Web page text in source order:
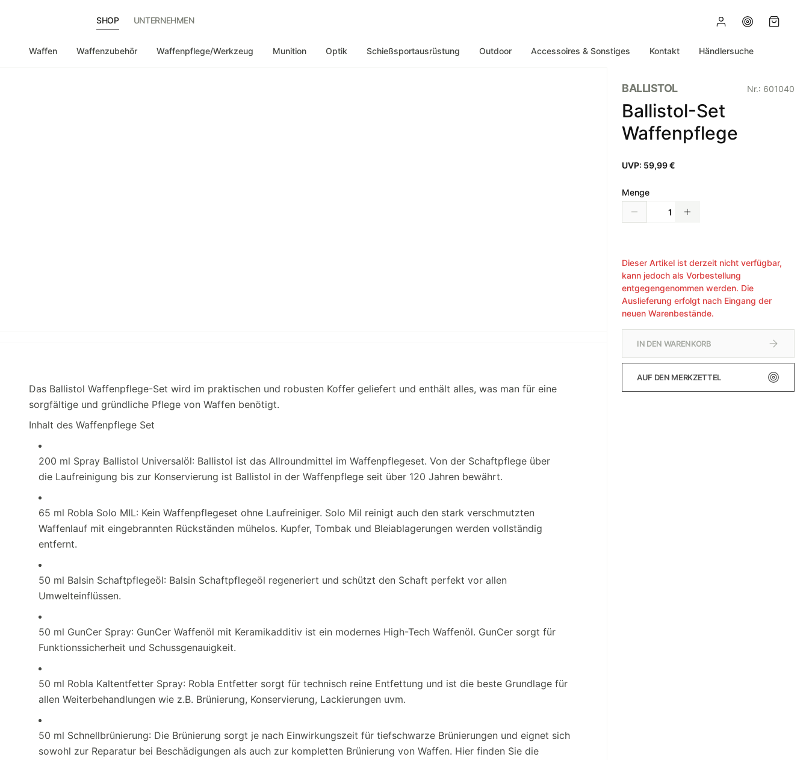
SHOP UNTERNEHMEN
Waffen Waffenzubehör Waffenpflege/Werkzeug Munition Optik Schießsportausrüstung Outdoor Accessoires & Sonstiges Kontakt Händlersuche
Das Ballistol Waffenpflege-Set wird im praktischen und robusten Koffer geliefert und enthält alles, was man für eine
sorgfältige und gründliche Pflege von Waffen benötigt.
Inhalt des Waffenpflege Set
200 ml Spray Ballistol Universalöl: Ballistol ist das Allroundmittel im Waffenpflegeset. Von der Schaftpflege über
die Laufreinigung bis zur Konservierung ist Ballistol in der Waffenpflege seit über 120 Jahren bewährt.
65 ml Robla Solo MIL: Kein Waffenpflegeset ohne Laufreiniger. Solo Mil reinigt auch den stark verschmutzten
Waffenlauf mit eingebrannten Rückständen mühelos. Kupfer, Tombak und Bleiablagerungen werden vollständig
entfernt.
50 ml Balsin Schaftpflegeöl: Balsin Schaftpflegeöl regeneriert und schützt den Schaft perfekt vor allen
Umwelteinflüssen.
50 ml GunCer Spray: GunCer Waffenöl mit Keramikadditiv ist ein modernes High-Tech Waffenöl. GunCer sorgt für
Funktionssicherheit und Schussgenauigkeit.
50 ml Robla Kaltentfetter Spray: Robla Entfetter sorgt für technisch reine Entfettung und ist die beste Grundlage für
allen Weiterbehandlungen wie z.B. Brünierung, Konservierung, Lackierungen uvm.
50 ml Schnellbrünierung: Die Brünierung sorgt je nach Einwirkungszeit für tiefschwarze Brünierungen und eignet sich
sowohl zur Reparatur bei Beschädigungen als auch zur kompletten Brünierung von Waffen. Hier finden Sie die
BALLISTOL Nr.: 601040
Ballistol-Set
Waffenpflege
UVP: 59,99 €
Menge
Dieser Artikel ist derzeit nicht verfügbar,
kann jedoch als Vorbestellung
entgegengenommen werden. Die
Auslieferung erfolgt nach Eingang der
neuen Warenbestände.
IN DEN WARENKORB
AUF DEN MERKZETTEL